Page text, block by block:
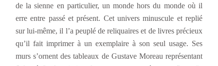
de la sienne en particulier, un monde hors du monde où il
erre entre passé et présent. Cet univers minuscule et replié
sur lui-même, il l’a peuplé de reliquaires et de livres précieux
qu’il fait imprimer à un exemplaire à son seul usage. Ses
murs s’ornent des tableaux de Gustave Moreau représentant